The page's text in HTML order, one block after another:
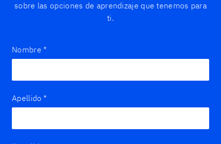
sobre las opciones de aprendizaje que tenemos para
ti.
Nombre *
Apellido *